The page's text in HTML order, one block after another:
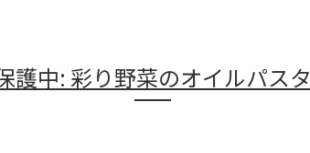
護中: 彩り野菜のオイルパスタ